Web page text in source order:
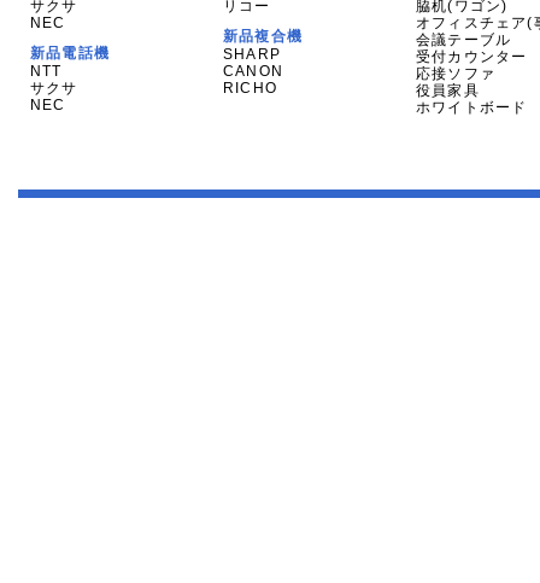
サクサ
NEC
新品電話機
NTT
サクサ
NEC
リコー
新品複合機
SHARP
CANON
RICHO
脇机(ワゴン)
オフィスチェア(
会議テーブル
受付カウンター
応接ソファ
役員家具
ホワイトボード